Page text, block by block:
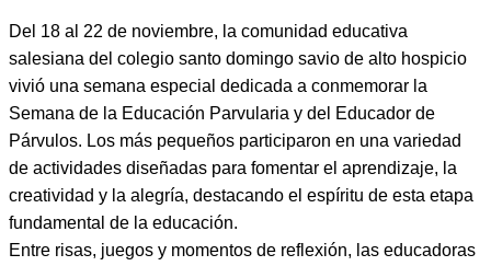
Del 18 al 22 de noviembre, la comunidad educativa
salesiana del colegio santo domingo savio de alto hospicio
vivió una semana especial dedicada a conmemorar la
Semana de la Educación Parvularia y del Educador de
Párvulos. Los más pequeños participaron en una variedad
de actividades diseñadas para fomentar el aprendizaje, la
creatividad y la alegría, destacando el espíritu de esta etapa
fundamental de la educación.
Entre risas, juegos y momentos de reflexión, las educadoras